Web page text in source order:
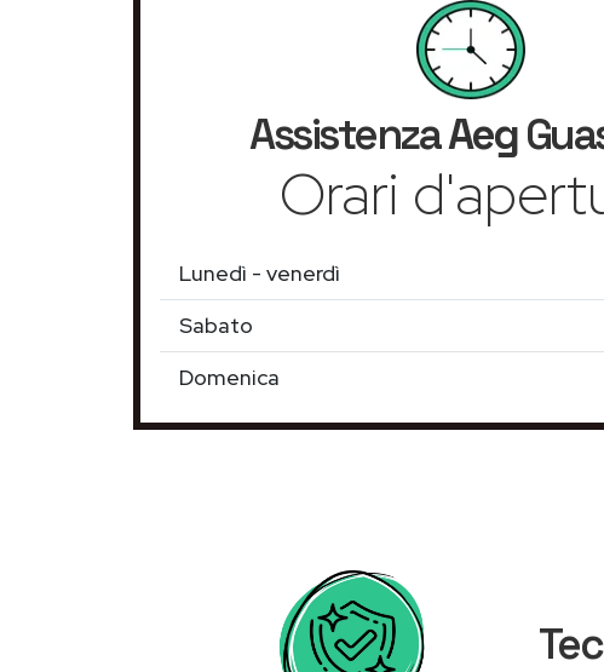
AssistenzaAeg
Orari
Lunedì - venerdì
Sabato
Domenica